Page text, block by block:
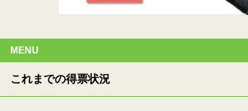
MENU
これまでの得票状況